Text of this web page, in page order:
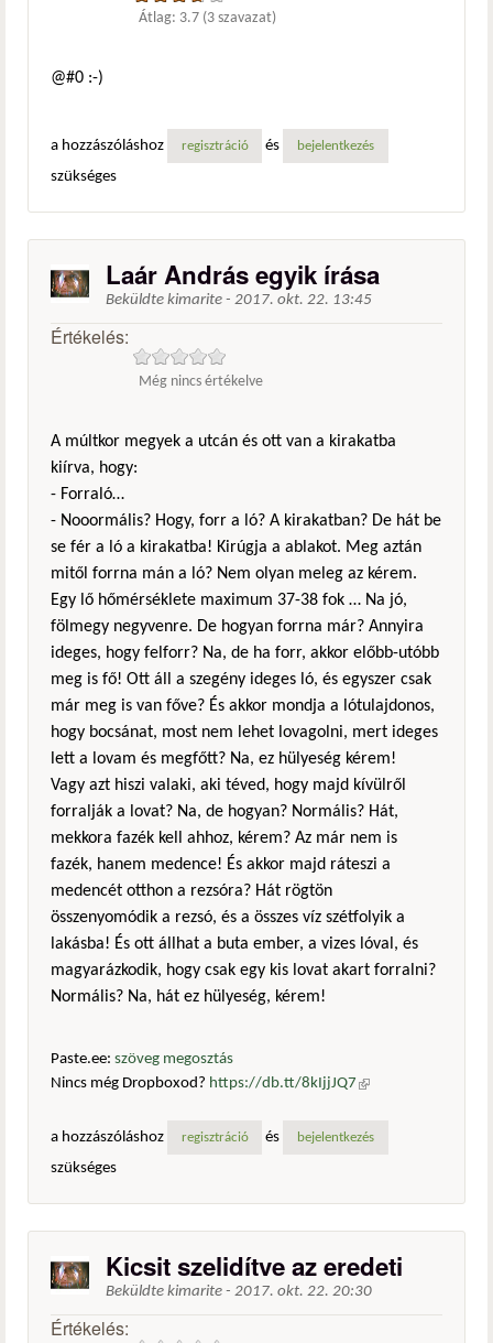
Átlag: 3.7 (3 szavazat)
@#0 :-)
a hozzászóláshoz regisztráció és bejelentkezés
szükséges
Laár András egyik írása
Beküldte kimarite - 2017. okt. 22. 13:45
Értékelés:
Még nincs értékelve
A múltkor megyek a utcán és ott van a kirakatba
kiírva, hogy:
- Forraló…
- Nooormális? Hogy, forr a ló? A kirakatban? De hát be
se fér a ló a kirakatba! Kirúgja a ablakot. Meg aztán
mitől forrna mán a ló? Nem olyan meleg az kérem.
Egy lő hőmérséklete maximum 37-38 fok … Na jó,
fölmegy negyvenre. De hogyan forrna már? Annyira
ideges, hogy felforr? Na, de ha forr, akkor előbb-utóbb
meg is fő! Ott áll a szegény ideges ló, és egyszer csak
már meg is van főve? És akkor mondja a lótulajdonos,
hogy bocsánat, most nem lehet lovagolni, mert ideges
lett a lovam és megfőtt? Na, ez hülyeség kérem!
Vagy azt hiszi valaki, aki téved, hogy majd kívülről
forralják a lovat? Na, de hogyan? Normális? Hát,
mekkora fazék kell ahhoz, kérem? Az már nem is
fazék, hanem medence! És akkor majd ráteszi a
medencét otthon a rezsóra? Hát rögtön
összenyomódik a rezsó, és a összes víz szétfolyik a
lakásba! És ott állhat a buta ember, a vizes lóval, és
magyarázkodik, hogy csak egy kis lovat akart forralni?
Normális? Na, hát ez hülyeség, kérem!
Paste.ee: szöveg megosztás
Nincs még Dropboxod? https://db.tt/8kIjjJQ7 (külső
a hozzászóláshoz
regisztráció és bejelentkezés
szükséges
Kicsit szelidítve az eredeti
Beküldte kimarite - 2017. okt. 22. 20:30
Értékelés: